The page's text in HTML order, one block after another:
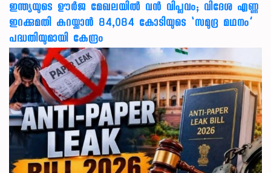
ഇന്ത്യയുടെ ഊർജ മേഖലയിൽ വൻ വിപ്ലവം; വിദേശ എണ്ണ
ഇറക്കുമതി കുറയ്ക്കാൻ 84,084 കോടിയുടെ ‘സമുദ്ര മഥനം’
പദ്ധതിയുമായി കേന്ദ്രം